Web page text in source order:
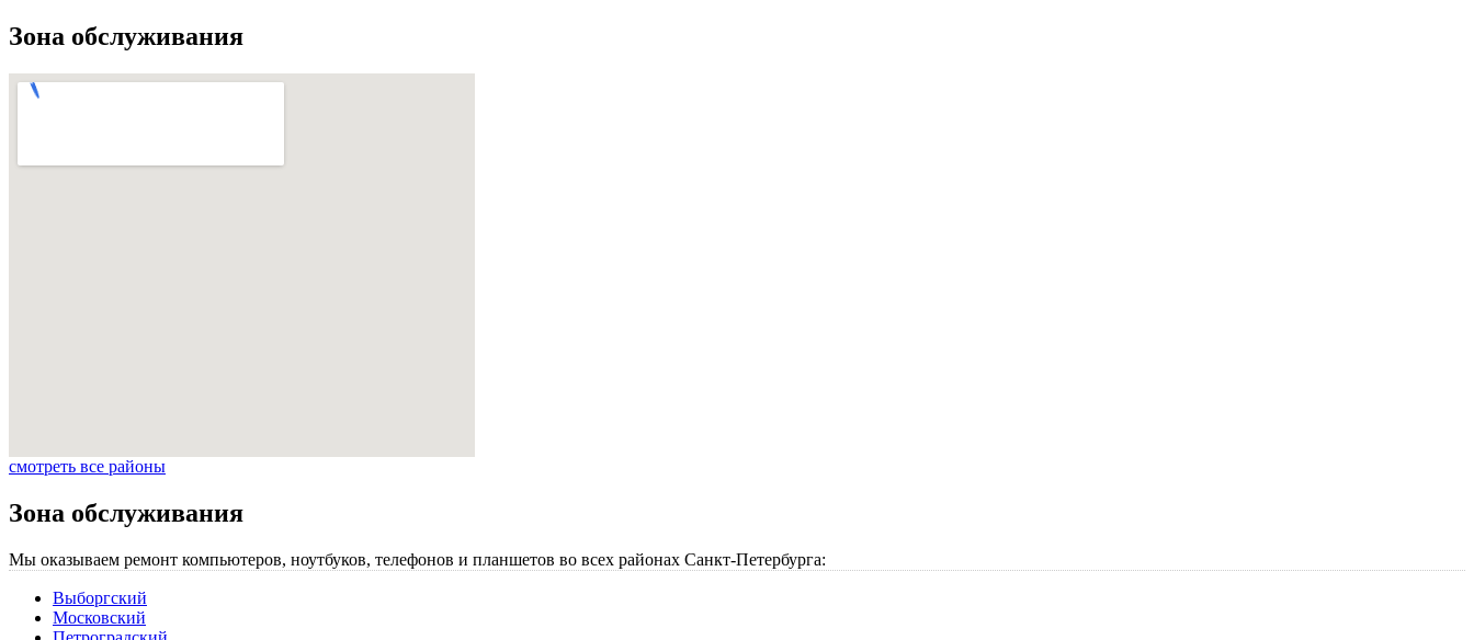
Зона обслуживания
смотреть все районы
Зона обслуживания
Мы оказываем ремонт компьютеров, ноутбуков, телефонов и планшетов во всех районах Санкт-Петербурга:
Выборгский
Московский